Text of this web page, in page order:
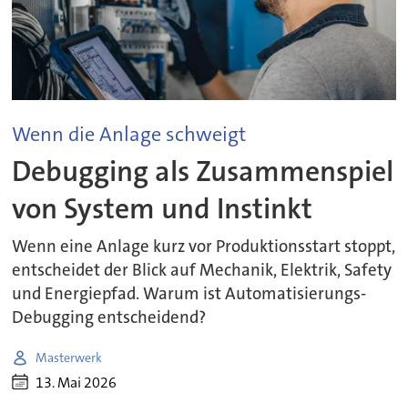
Wenn die Anlage schweigt
Debugging als Zusammenspiel
von System und Instinkt
Wenn eine Anlage kurz vor Produktionsstart stoppt,
entscheidet der Blick auf Mechanik, Elektrik, Safety
und Energiepfad. Warum ist Automatisierungs-
Debugging entscheidend?
Masterwerk
13. Mai 2026